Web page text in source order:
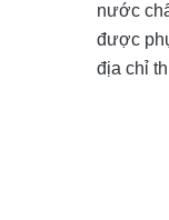
nước
được
địa chỉ